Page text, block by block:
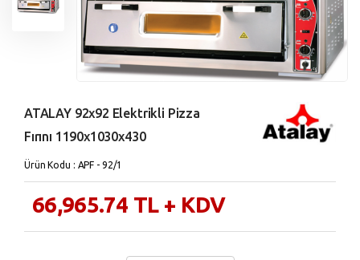
ATALAY 92x92 Elektrikli Pizza
Fırını 1190x1030x430
Ürün Kodu : APF - 92/1
66,965.74 TL + KDV